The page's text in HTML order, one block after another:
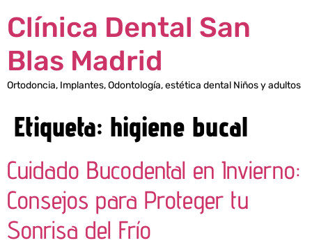
Clínica Dental San
Blas Madrid
Ortodoncia, Implantes, Odontología, estética dental Niños y adultos
Etiqueta: higiene bucal
Cuidado Bucodental en Invierno:
Consejos para Proteger tu
Sonrisa del Frío